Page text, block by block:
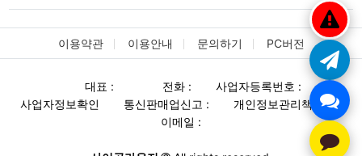
이용약관 이용안내 문의하기 PC버전
대표 : 전화 :
사업자등록번호 :
사업자정보확인
통신판매업신고 :
개인정보관리책임자 :
이메일 :